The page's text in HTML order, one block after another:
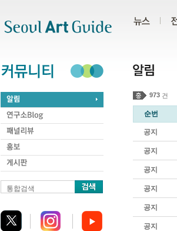
통합검색
973 건
순번
공지
공지
공지
공지
공지
공지